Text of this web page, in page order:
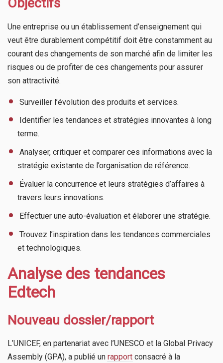
Une entreprise ou un établissement d’enseignement qui
veut être durablement compétitif doit être constamment au
courant des changements de son marché afin de limiter les
risques ou de profiter de ces changements pour assurer
son attractivité.
​ Surveiller l’évolution des produits et services.
​ Identifier les tendances et stratégies innovantes à long
terme.
​ Analyser, critiquer et comparer ces informations avec la
stratégie existante de l’organisation de référence.
​ Évaluer la concurrence et leurs stratégies d’affaires à
travers leurs innovations.
​ Effectuer une auto-évaluation et élaborer une stratégie.
​ Trouvez l’inspiration dans les tendances commerciales
et technologiques.
Analyse des tendances
Edtech
Nouveau dossier/rapport
L’UNICEF, en partenariat avec l’UNESCO et la Global Privacy
Assembly (GPA), a publié un rapport consacré à la